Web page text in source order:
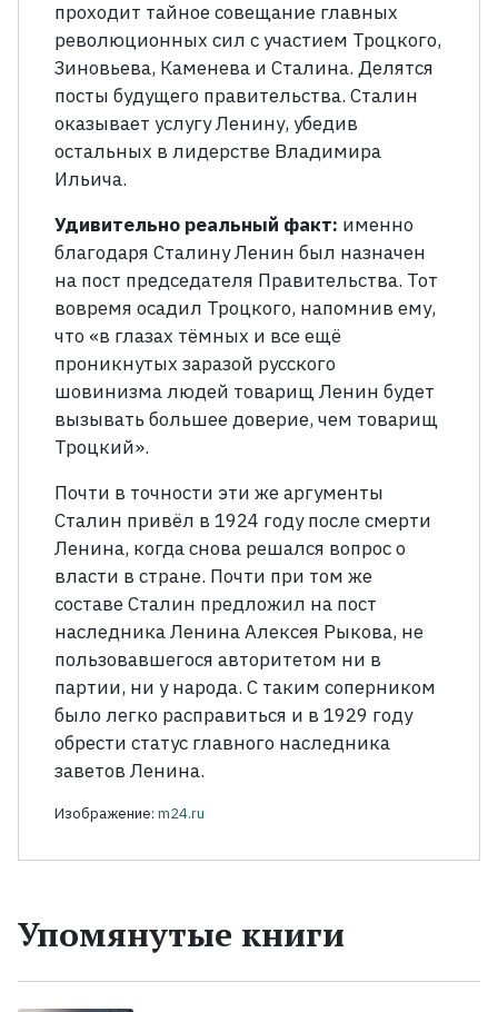
проходит тайное совещание главных
революционных сил с участием Троцкого,
Зиновьева, Каменева и Сталина. Делятся
посты будущего правительства. Сталин
оказывает услугу Ленину, убедив
остальных в лидерстве Владимира
Ильича.
Удивительно реальный факт: именно
благодаря Сталину Ленин был назначен
на пост председателя Правительства. Тот
вовремя осадил Троцкого, напомнив ему,
что «в глазах тёмных и все ещё
проникнутых заразой русского
шовинизма людей товарищ Ленин будет
вызывать большее доверие, чем товарищ
Троцкий».
Почти в точности эти же аргументы
Сталин привёл в 1924 году после смерти
Ленина, когда снова решался вопрос о
власти в стране. Почти при том же
составе Сталин предложил на пост
наследника Ленина Алексея Рыкова, не
пользовавшегося авторитетом ни в
партии, ни у народа. С таким соперником
было легко расправиться и в 1929 году
обрести статус главного наследника
заветов Ленина.
Изображение: m24.ru
Упомянутые книги